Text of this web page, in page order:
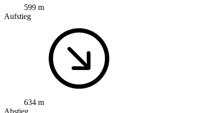
599 m
Aufstieg
634 m
Abstieg